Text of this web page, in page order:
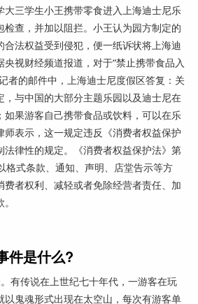
大三学生小王携带零食进入上海迪士尼乐
检查，并加以阻拦。小王认为园方制定的
法权益受到侵犯，便一纸诉状将上海迪
视财经频道报道，对于“禁止携带食品入
者的邮件中，上海迪士尼度假区答复：关
，与中国的大部分主题乐园以及迪士尼在
如果游客自己携带食品或饮料，可以在乐
师表示，这一规定违反《消费者权益保护
法律性的规定。《消费者权益保护法》第
格式条款、通知、声明、店堂告示等方
者权利、减轻或者免除经营者责任、加
件是什么?
有传说在上世纪七十年代，一游客在玩
以鬼魂形式出现在太空山，每次有游客单